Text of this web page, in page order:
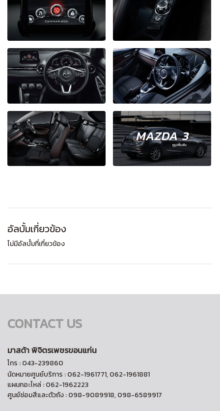
อัลบั้มเกี่ยวข้อง
ไม่มีอัลบั้มที่เกี่ยวข้อง
CONTACT US
มาสด้า พิจิตรเพชรขอนแก่น
โทร : 043-239860
นัดหมายศูนย์บริการ : 062-1961771, 062-1961881
แผนกอะไหล่ : 062-1962223
ศูนย์ซ่อมสีและตัวถัง : 098-9089918, 098-6589917